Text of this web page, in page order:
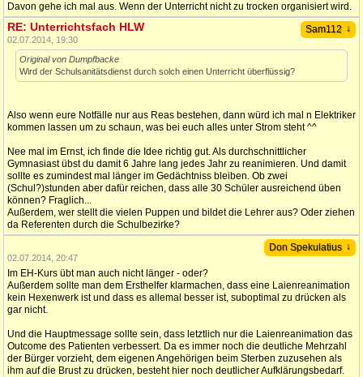
Davon gehe ich mal aus. Wenn der Unterricht nicht zu trocken organisiert wird.
Sam112 ↓
RE: Unterrichtsfach HLW
02.07.2014, 19:30
Original von Dumpfbacke
Wird der Schulsanitätsdienst durch solch einen Unterricht überflüssig?
Also wenn eure Notfälle nur aus Reas bestehen, dann würd ich mal n Elektriker
kommen lassen um zu schaun, was bei euch alles unter Strom steht ^^
Nee mal im Ernst, ich finde die Idee richtig gut. Als durchschnittlicher
Gymnasiast übst du damit 6 Jahre lang jedes Jahr zu reanimieren. Und damit
sollte es zumindest mal länger im Gedächtniss bleiben. Ob zwei
(Schul?)stunden aber dafür reichen, dass alle 30 Schüler ausreichend üben
können? Fraglich...
Außerdem, wer stellt die vielen Puppen und bildet die Lehrer aus? Oder ziehen
da Referenten durch die Schulbezirke?
Don Spekulatius ↓
02.07.2014, 20:47
Im EH-Kurs übt man auch nicht länger - oder?
Außerdem sollte man dem Ersthelfer klarmachen, dass eine Laienreanimation
kein Hexenwerk ist und dass es allemal besser ist, suboptimal zu drücken als
gar nicht.
Und die Hauptmessage sollte sein, dass letztlich nur die Laienreanimation das
Outcome des Patienten verbessert. Da es immer noch die deutliche Mehrzahl
der Bürger vorzieht, dem eigenen Angehörigen beim Sterben zuzusehen als
ihm auf die Brust zu drücken, besteht hier noch deutlicher Aufklärungsbedarf.